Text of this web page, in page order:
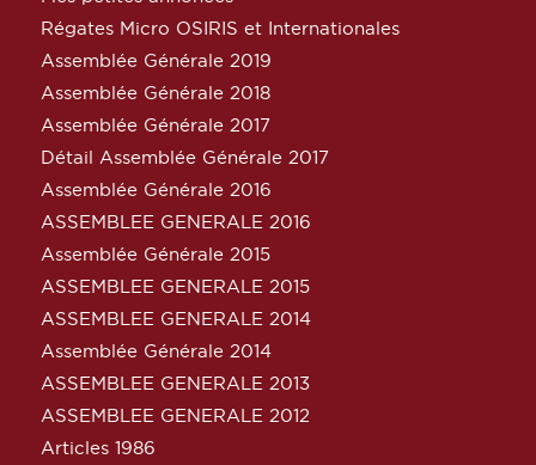
Régates Micro OSIRIS et Internationales
Assemblée Générale 2019
Assemblée Générale 2018
Assemblée Générale 2017
Détail Assemblée Générale 2017
Assemblée Générale 2016
ASSEMBLEE GENERALE 2016
Assemblée Générale 2015
ASSEMBLEE GENERALE 2015
ASSEMBLEE GENERALE 2014
Assemblée Générale 2014
ASSEMBLEE GENERALE 2013
ASSEMBLEE GENERALE 2012
Articles 1986